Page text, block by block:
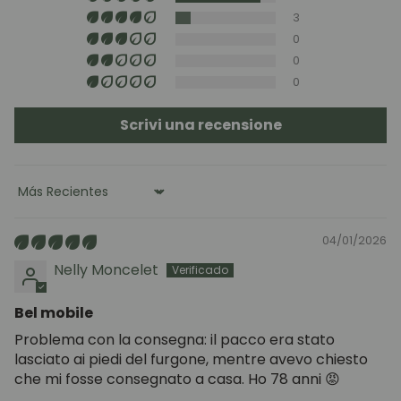
Tappezzeria (sedie e testiere): pulire con acqua e
sapone delicato o con prodotti specifici per tessuti
(provare preventivamente su una zona poco visibile).
3
0
0
0
Scrivi una recensione
Sort by
04/01/2026
Nelly Moncelet
Bel mobile
Problema con la consegna: il pacco era stato
lasciato ai piedi del furgone, mentre avevo chiesto
che mi fosse consegnato a casa. Ho 78 anni 😡